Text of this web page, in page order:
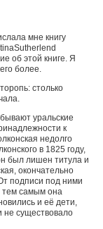
мне книгу
Sutherlend
об этой книге. Я
более.
столько
уральские
к
недолго
в 1825 году,
был лишен титула и
окончательно
подписи под ними
тем самым она
и её дети,
не существовало